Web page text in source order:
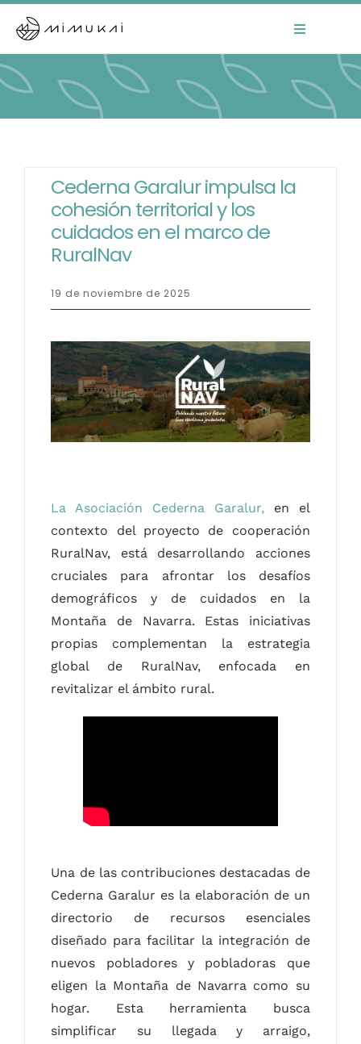
content
Toggle
Navigation
Home
El Centro
La Comunidad
Contacto
Castellano
Cederna Garalur impulsa la
cohesión territorial y los
cuidados en el marco de
RuralNav
19 de noviembre de 2025
La Asociación Cederna Garalur, en el
contexto del proyecto de cooperación
RuralNav, está desarrollando acciones
cruciales para afrontar los desafíos
demográficos y de cuidados en la
Montaña de Navarra. Estas iniciativas
propias complementan la estrategia
global de RuralNav, enfocada en
revitalizar el ámbito rural.
Una de las contribuciones destacadas de
Cederna Garalur es la elaboración de un
directorio de recursos esenciales
diseñado para facilitar la integración de
nuevos pobladores y pobladoras que
eligen la Montaña de Navarra como su
hogar. Esta herramienta busca
simplificar su llegada y arraigo,